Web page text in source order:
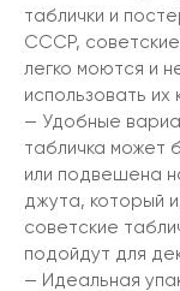
таблички и
СССР,
легко моются и
использовать их
— Удобные
табличка может
или подвешена
джута, который
советские
подойдут для
— Идеальная